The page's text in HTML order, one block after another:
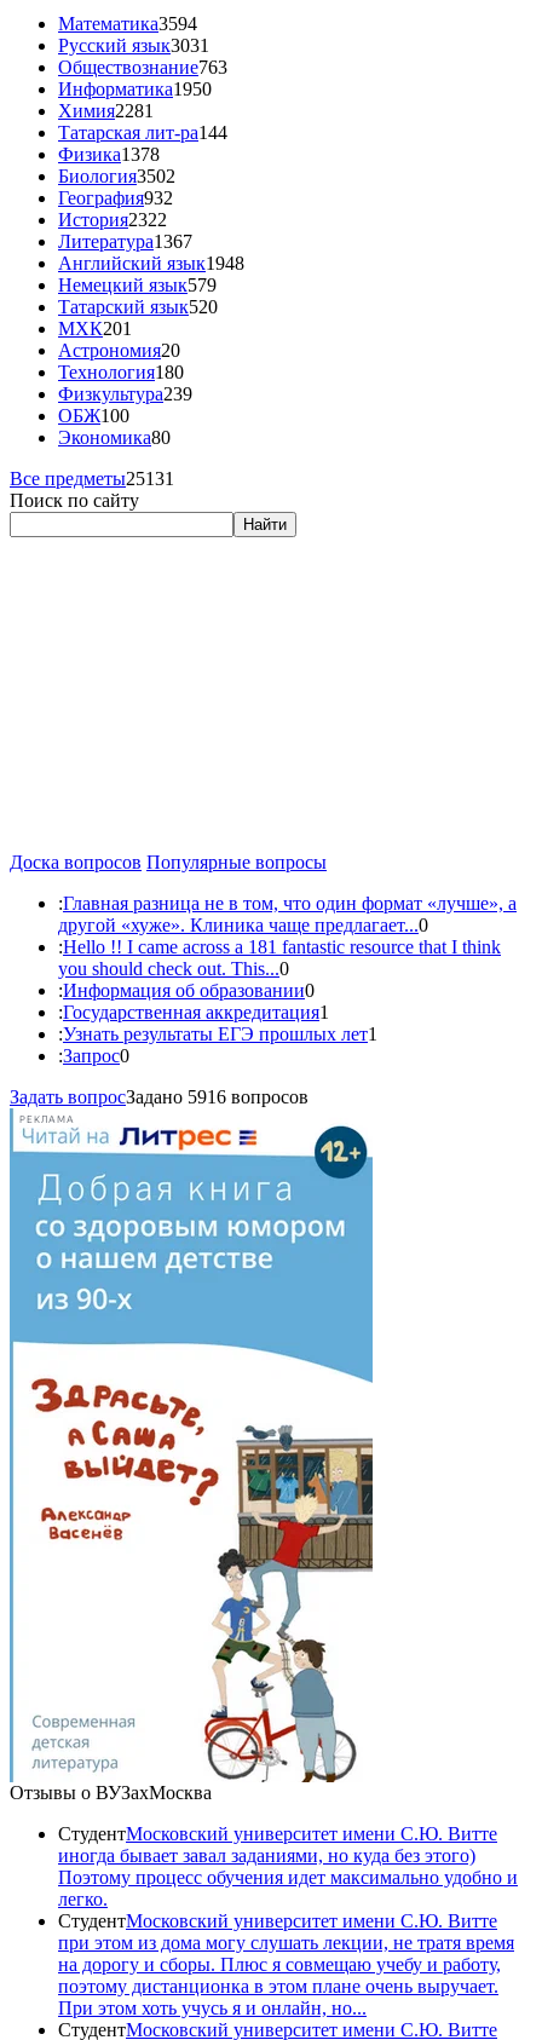
Математика3594
Русский язык3031
Обществознание763
Информатика1950
Химия2281
Татарская лит-ра144
Физика1378
Биология3502
География932
История2322
Литература1367
Английский язык1948
Немецкий язык579
Татарский язык520
МХК201
Астрономия20
Технология180
Физкультура239
ОБЖ100
Экономика80
Все предметы25131
Поиск по сайту
Найти
Доска вопросов Популярные вопросы
:Главная разница не в том, что один формат «лучше», а
другой «хуже». Клиника чаще предлагает...0
:Hello !! I came across a 181 fantastic resource that I think
you should check out. This...0
:Информация об образовании0
:Государственная аккредитация1
:Узнать результаты ЕГЭ прошлых лет1
:Запрос0
Задать вопросЗадано 5916 вопросов
РЕКЛАМА
Отзывы о ВУЗахМосква
СтудентМосковский университет имени С.Ю. Витте
иногда бывает завал заданиями, но куда без этого)
Поэтому процесс обучения идет максимально удобно и
легко.
СтудентМосковский университет имени С.Ю. Витте
при этом из дома могу слушать лекции, не тратя время
на дорогу и сборы. Плюс я совмещаю учебу и работу,
поэтому дистанционка в этом плане очень выручает.
При этом хоть учусь я и онлайн, но...
СтудентМосковский университет имени С.Ю. Витте